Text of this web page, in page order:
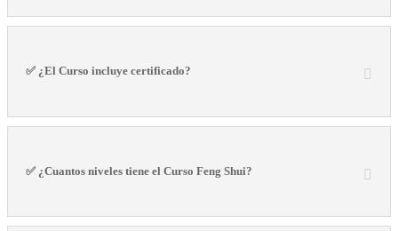
✅ ¿El Curso incluye certificado?
✅ ¿Cuantos niveles tiene el Curso Feng Shui?